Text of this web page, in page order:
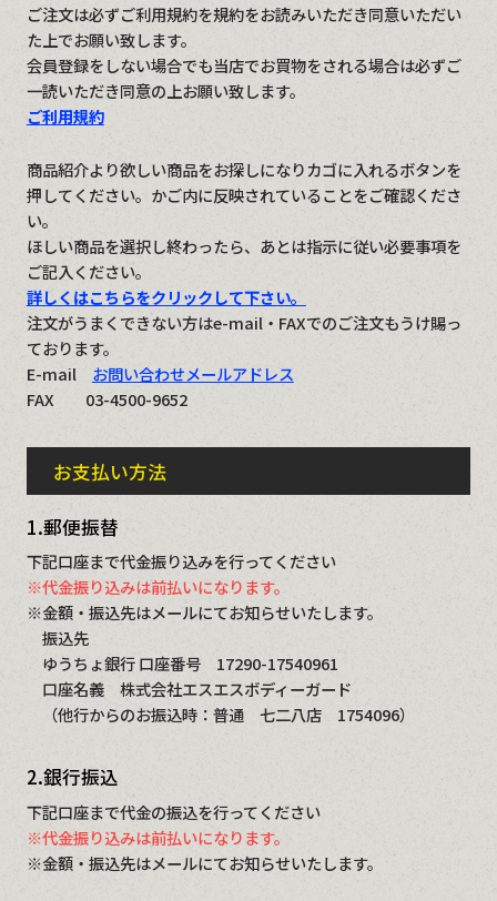
ご注文は必ずご利用規約を規約をお読みいただき同意いただい
た上でお願い致します。
会員登録をしない場合でも当店でお買物をされる場合は必ずご
一読いただき同意の上お願い致します。
ご利用規約
商品紹介より欲しい商品をお探しになりカゴに入れるボタンを
押してください。かご内に反映されていることをご確認くださ
い。
ほしい商品を選択し終わったら、あとは指示に従い必要事項を
ご記入ください。
詳しくはこちらをクリックして下さい。
注文がうまくできない方はe-mail・FAXでのご注文もうけ賜っ
ております。
E-mail お問い合わせメールアドレス
FAX 03-4500-9652
お支払い方法
1.郵便振替
下記口座まで代金振り込みを行ってください
※代金振り込みは前払いになります。
※金額・振込先はメールにてお知らせいたします。
振込先
ゆうちょ銀行 口座番号 17290-17540961
口座名義 株式会社エスエスボディーガード
（他行からのお振込時：普通 七二八店 1754096）
2.銀行振込
下記口座まで代金の振込を行ってください
※代金振り込みは前払いになります。
※金額・振込先はメールにてお知らせいたします。